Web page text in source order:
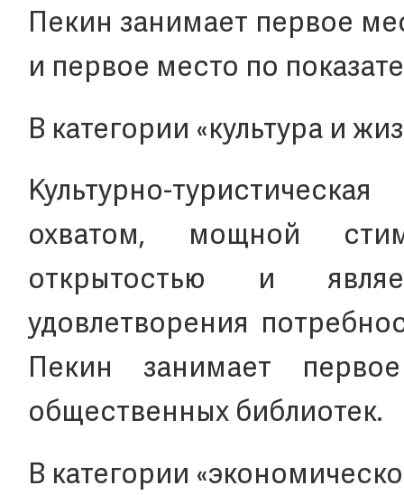
Пекин занимает первое
и первое место по
В категории «культура и
Культурно-
охватом, мощной
открытостью и
удовлетворения
Пекин занимает
общественных библиотек.
В категории